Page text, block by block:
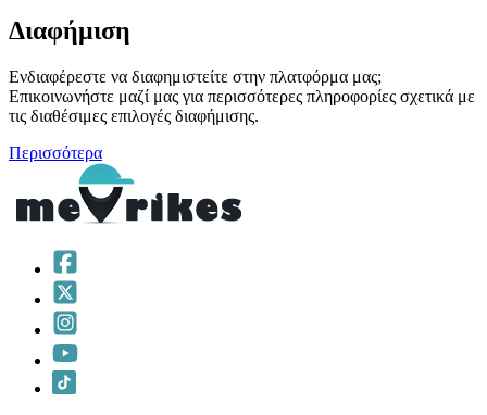
Διαφήμιση
Ενδιαφέρεστε να διαφημιστείτε στην πλατφόρμα μας;
Επικοινωνήστε μαζί μας για περισσότερες πληροφορίες σχετικά με
τις διαθέσιμες επιλογές διαφήμισης.
Περισσότερα